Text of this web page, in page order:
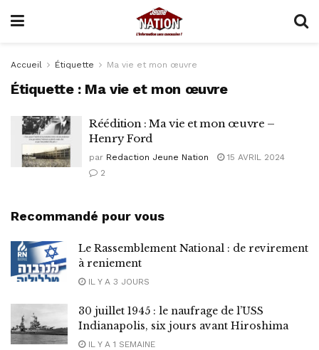
Accueil Étiquette Ma vie et mon œuvre
Étiquette : Ma vie et mon œuvre
Réédition : Ma vie et mon œuvre –
Henry Ford
par Redaction Jeune Nation
15 AVRIL 2024
2
Recommandé pour vous
Le Rassemblement National : de revirement
à reniement
IL Y A 3 JOURS
30 juillet 1945 : le naufrage de l’USS
Indianapolis, six jours avant Hiroshima
IL Y A 1 SEMAINE